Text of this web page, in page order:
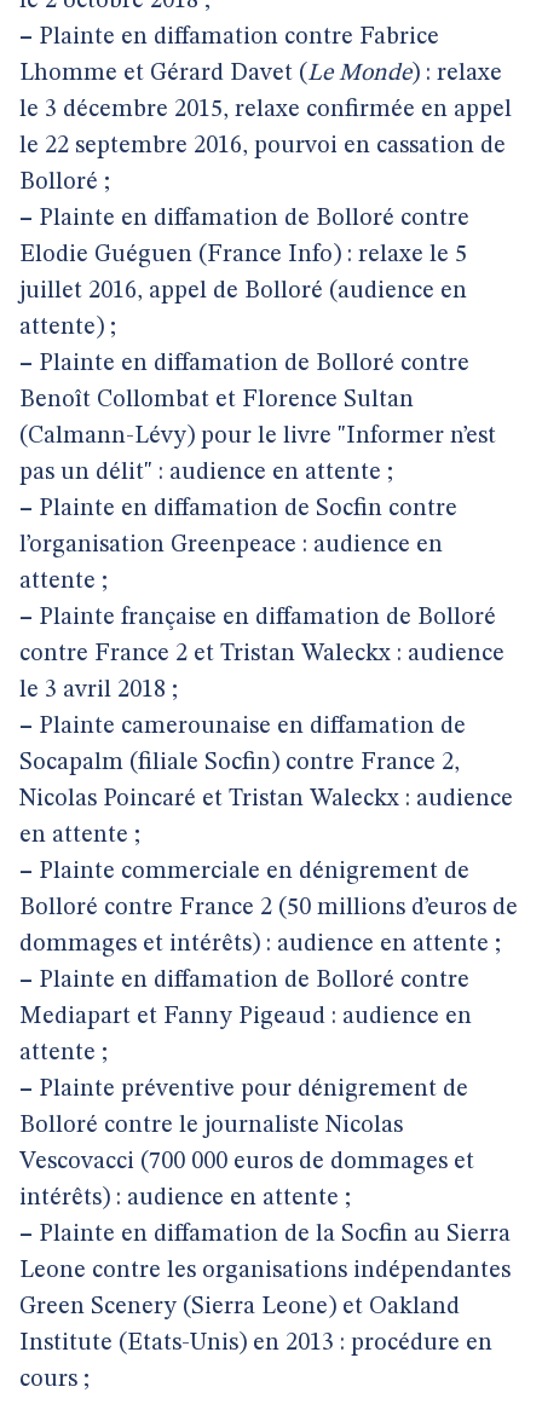
– Plainte en diffamation contre Fabrice
Lhomme et Gérard Davet (Le Monde) : relaxe
le 3 décembre 2015, relaxe confirmée en appel
le 22 septembre 2016, pourvoi en cassation de
Bolloré ;
– Plainte en diffamation de Bolloré contre
Elodie Guéguen (France Info) : relaxe le 5
juillet 2016, appel de Bolloré (audience en
attente) ;
– Plainte en diffamation de Bolloré contre
Benoît Collombat et Florence Sultan
(Calmann-Lévy) pour le livre "Informer n’est
pas un délit" : audience en attente ;
– Plainte en diffamation de Socfin contre
l’organisation Greenpeace : audience en
attente ;
– Plainte française en diffamation de Bolloré
contre France 2 et Tristan Waleckx : audience
le 3 avril 2018 ;
– Plainte camerounaise en diffamation de
Socapalm (filiale Socfin) contre France 2,
Nicolas Poincaré et Tristan Waleckx : audience
en attente ;
– Plainte commerciale en dénigrement de
Bolloré contre France 2 (50 millions d’euros de
dommages et intérêts) : audience en attente ;
– Plainte en diffamation de Bolloré contre
Mediapart et Fanny Pigeaud : audience en
attente ;
– Plainte préventive pour dénigrement de
Bolloré contre le journaliste Nicolas
Vescovacci (700 000 euros de dommages et
intérêts) : audience en attente ;
– Plainte en diffamation de la Socfin au Sierra
Leone contre les organisations indépendantes
Green Scenery (Sierra Leone) et Oakland
Institute (Etats-Unis) en 2013 : procédure en
cours ;